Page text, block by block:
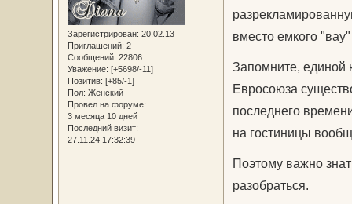
Зарегистрирован: 20.02.13
Приглашений: 2
Сообщений: 22806
Уважение: [+5698/-11]
Позитив: [+85/-1]
Пол: Женский
Провел на форуме:
3 месяца 10 дней
Последний визит:
27.11.24 17:32:39
вместо емкого
Запомните, единой
Евросоюза
последнего
на гостиницы
Поэтому важно
разобраться.